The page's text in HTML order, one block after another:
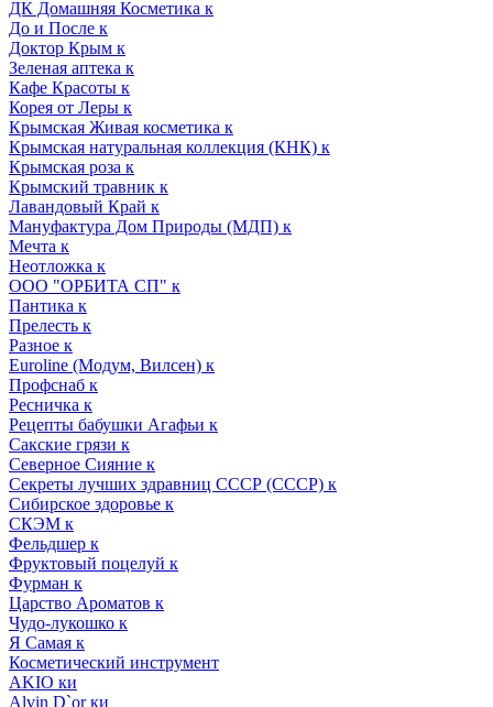
ДК Домашняя Косметика к
До и После к
Доктор Крым к
Зеленая аптека к
Кафе Красоты к
Корея от Леры к
Крымская Живая косметика к
Крымская натуральная коллекция (КНК) к
Крымская роза к
Крымский травник к
Лавандовый Край к
Мануфактура Дом Природы (МДП) к
Мечта к
Неотложка к
ООО "ОРБИТА СП" к
Пантика к
Прелесть к
Разное к
Euroline (Модум, Вилсен) к
Профснаб к
Ресничка к
Рецепты бабушки Агафьи к
Сакские грязи к
Северное Сияние к
Секреты лучших здравниц СССР (СССР) к
Сибирское здоровье к
СКЭМ к
Фельдшер к
Фруктовый поцелуй к
Фурман к
Царство Ароматов к
Чудо-лукошко к
Я Самая к
Косметический инструмент
AKIO ки
Alvin D`or ки